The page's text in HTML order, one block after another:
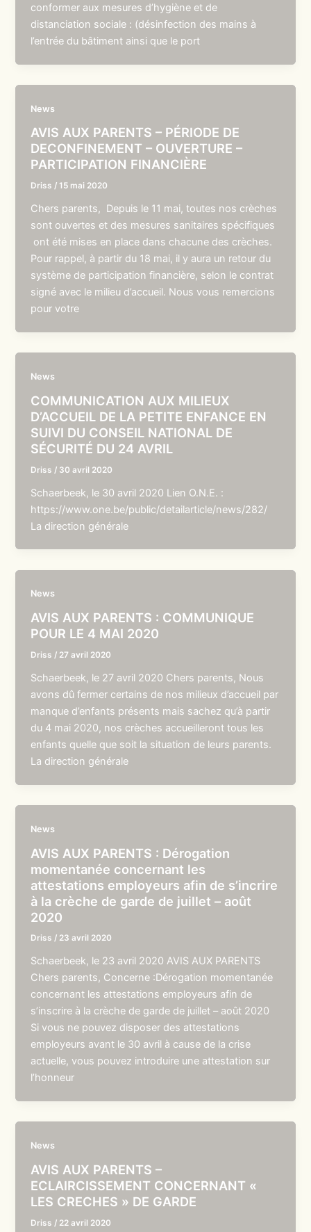
conformer aux mesures d’hygiène et de
distanciation sociale : (désinfection des mains à
l’entrée du bâtiment ainsi que le port
News
AVIS AUX PARENTS – PÉRIODE DE
DECONFINEMENT – OUVERTURE –
PARTICIPATION FINANCIÈRE
Driss /15 mai 2020
Chers parents, Depuis le 11 mai, toutes nos crèches
sont ouvertes et des mesures sanitaires spécifiques
ont été mises en place dans chacune des crèches.
Pour rappel, à partir du 18 mai, il y aura un retour du
système de participation financière, selon le contrat
signé avec le milieu d’accueil. Nous vous remercions
pour votre
News
COMMUNICATION AUX MILIEUX
D’ACCUEIL DE LA PETITE ENFANCE EN
SUIVI DU CONSEIL NATIONAL DE
SÉCURITÉ DU 24 AVRIL
Driss / 30 avril 2020
Schaerbeek, le 30 avril 2020 Lien O.N.E. :
https://www.one.be/public/detailarticle/news/282/
La direction générale
News
AVIS AUX PARENTS : COMMUNIQUE
POUR LE 4 MAI 2020
Driss / 27 avril 2020
Schaerbeek, le 27 avril 2020 Chers parents, Nous
avons dû fermer certains de nos milieux d’accueil par
manque d’enfants présents mais sachez qu’à partir
du 4 mai 2020, nos crèches accueilleront tous les
enfants quelle que soit la situation de leurs parents.
La direction générale
News
AVIS AUX PARENTS : Dérogation
momentanée concernant les
attestations employeurs afin de s’incrire
à la crèche de garde de juillet – août
2020
Driss / 23 avril 2020
Schaerbeek, le 23 avril 2020 AVIS AUX PARENTS
Chers parents, Concerne :Dérogation momentanée
concernant les attestations employeurs afin de
s’inscrire à la crèche de garde de juillet – août 2020
Si vous ne pouvez disposer des attestations
employeurs avant le 30 avril à cause de la crise
actuelle, vous pouvez introduire une attestation sur
l’honneur
News
AVIS AUX PARENTS –
ECLAIRCISSEMENT CONCERNANT «
LES CRECHES » DE GARDE
Driss / 22 avril 2020